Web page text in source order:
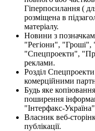
Гіперпосилання (
розміщена в
матеріалу.
Новини з
"Регіони",
"Спецпроекти",
реклами.
Розділ
комерційними
Будь яке
поширення
"Інтерфакс-
Власник веб-
публікації.